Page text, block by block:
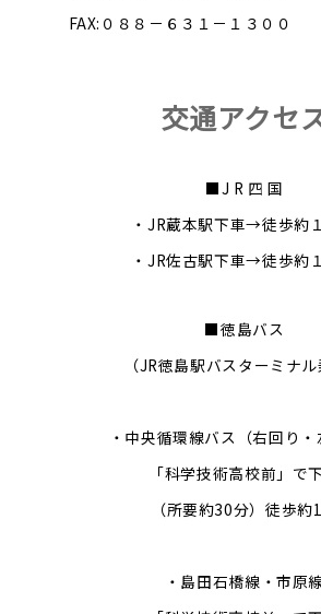
FAX:０８８－６３１－１３００
交通アクセ
■J R 四 国
・JR蔵本駅下車→徒歩約
・JR佐古駅下車→徒歩約
■徳島バス
（JR徳島駅バスターミナル
・中央循環線バス（右回り・
「科学技術高校前」で
（所要約30分）徒歩約
・島田石橋線・市原